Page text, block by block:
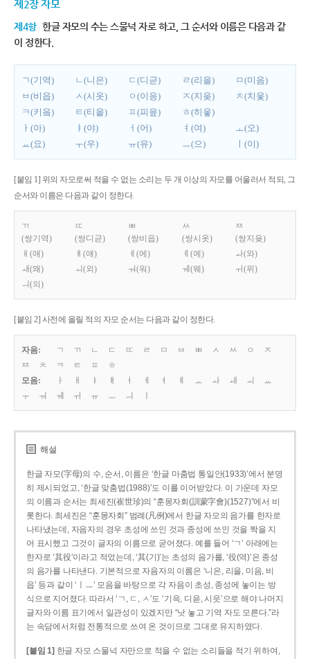
제2장 자모
제4항 한글 자모의 수는 스물넉 자로 하고, 그 순서와 이름은 다음과 같
이 정한다.
ㄱ(기역) ㄴ(니은) ㄷ(디귿) ㄹ(리을)
ㅁ(미음)
ㅂ(비읍)
ㅅ(시옷) ㅇ(이응) ㅈ(지읒)
ㅊ(치읓)
ㅋ(키읔)
ㅌ(티읕) ㅍ(피읖)
ㅎ(히읗)
ㅏ(아)
ㅑ(야) ㅓ(어) ㅕ(여)
ㅗ(오)
ㅛ(요)
ㅜ(우) ㅠ(유) ㅡ(으) ㅣ(이)
[붙임 1] 위의 자모로써 적을 수 없는 소리는 두 개 이상의 자모를 어울러서 적되, 그
순서와 이름은 다음과 같이 정한다.
ㄲ
(쌍기역)
ㄸ
(쌍디귿)
ㅃ
(쌍비읍)
ㅆ
(쌍시옷)
ㅉ
(쌍지읒)
ㅐ(애)
ㅒ(얘) ㅔ(에) ㅖ(예)
ㅘ(와)
ㅙ(왜)
ㅚ(외) ㅝ(워) ㅞ(웨)
ㅟ(위)
ㅢ(의)
[붙임 2] 사전에 올릴 적의 자모 순서는 다음과 같이 정한다.
자음: ㄱ ㄲ ㄴ ㄷ ㄸ ㄹ ㅁ ㅂ ㅃ ㅅ ㅆ ㅇ
ㅈ
ㅉ
ㅊ ㅋ ㅌ ㅍ
ㅎ
모음:
ㅏ ㅐ ㅑ ㅒ ㅓ ㅔ ㅕ ㅖ ㅗ ㅘ ㅙ ㅚ
ㅛ
ㅜ
ㅝ ㅞ ㅟ ㅠ ㅡ ㅢ
해설
한글 자모(字母)의 수, 순서, 이름은 ‘한글 마춤법 통일안(1933)’에서 분명
히 제시되었고, ‘한글 맞춤법(1988)’도 이를 이어받았다. 이 가운데 자모
의 이름과 순서는 최세진(崔世珍)의 “훈몽자회(訓蒙字會)(1527)”에서 비
롯한다. 최세진은 “훈몽자회” 범례(凡例)에서 한글 자모의 음가를 한자로
나타냈는데, 자음자의 경우 초성에 쓰인 것과 종성에 쓰인 것을 짝을 지
어 표시했고 그것이 글자의 이름으로 굳어졌다. 예를 들어 ‘ㄱ’ 아래에는
한자로 ‘其役’이라고 적었는데, ‘其(기)’는 초성의 음가를, ‘役(역)’은 종성
의 음가를 나타낸다. 기본적으로 자음자의 이름은 ‘니은, 리을, 미음, 비
읍’ 등과 같이 ‘ㅣㅡ’ 모음을 바탕으로 각 자음이 초성, 종성에 놓이는 방
식으로 지어졌다. 따라서 ‘ㄱ, ㄷ, ㅅ’도 ‘기윽, 디읃, 시읏’으로 해야 나머지
글자와 이름 표기에서 일관성이 있겠지만 “낫 놓고 기역 자도 모른다.”라
는 속담에서처럼 전통적으로 쓰여 온 것이므로 그대로 유지하였다.
[붙임 1] 한글 자모 스물넉 자만으로 적을 수 없는 소리들을 적기 위하여,